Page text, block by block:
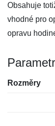
Obsahuje
vhodné pro
opravu
Rozměry